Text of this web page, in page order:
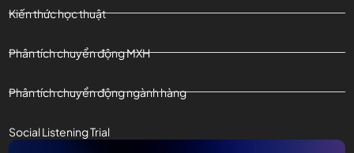
Kiến thức học thuật
Phân tích chuyển động MXH
Phân tích chuyển động ngành hàng
Social Listening Trial